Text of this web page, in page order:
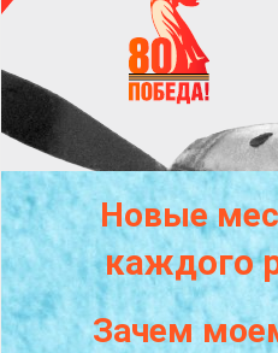
Новые
каждого
Зачем